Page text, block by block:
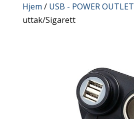
Hjem / USB - POWER OUTLET
uttak/Sigarett